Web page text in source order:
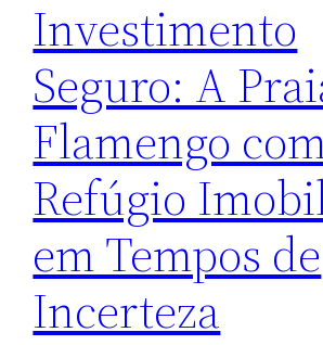
Investimento
Seguro: A
Flamengo
Refúgio
em Tempos de
Incerteza